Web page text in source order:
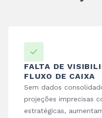
FALTA DE
FLUXO DE CAIXA
Sem dados
projeções imprecisas
estratégicas,